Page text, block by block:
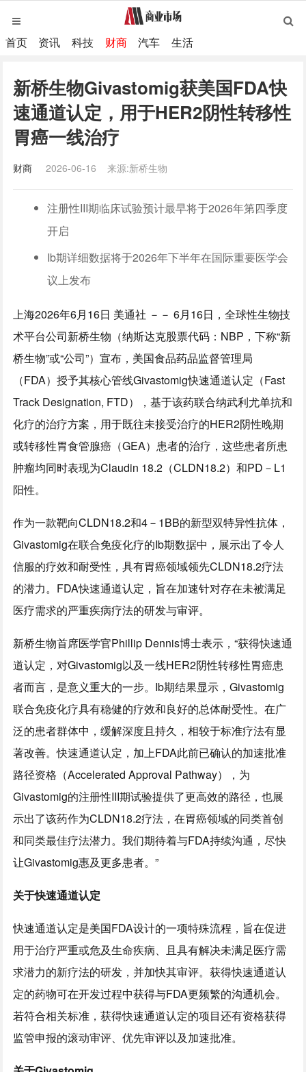
首页 资讯 科技 财商 汽车 生活
新桥生物Givastomig获美国FDA快
速通道认定，用于HER2阴性转移性
胃癌一线治疗
财商 2026-06-16 来源:新桥生物
注册性III期临床试验预计最早将于2026年第四季度
开启
Ib期详细数据将于2026年下半年在国际重要医学会
议上发布
上海2026年6月16日 美通社 －－ 6月16日，全球性生物技
术平台公司新桥生物（纳斯达克股票代码：NBP，下称“新
桥生物”或“公司”）宣布，美国食品药品监督管理局
（FDA）授予其核心管线Givastomig快速通道认定（Fast
Track Designation, FTD），基于该药联合纳武利尤单抗和
化疗的治疗方案，用于既往未接受治疗的HER2阴性晚期
或转移性胃食管腺癌（GEA）患者的治疗，这些患者所患
肿瘤均同时表现为Claudin 18.2（CLDN18.2）和PD－L1
阳性。
作为一款靶向CLDN18.2和4－1BB的新型双特异性抗体，
Givastomig在联合免疫化疗的Ib期数据中，展示出了令人
信服的疗效和耐受性，具有胃癌领域领先CLDN18.2疗法
的潜力。FDA快速通道认定，旨在加速针对存在未被满足
医疗需求的严重疾病疗法的研发与审评。
新桥生物首席医学官Phillip Dennis博士表示，“获得快速通
道认定，对Givastomig以及一线HER2阴性转移性胃癌患
者而言，是意义重大的一步。Ib期结果显示，Givastomig
联合免疫化疗具有稳健的疗效和良好的总体耐受性。在广
泛的患者群体中，缓解深度且持久，相较于标准疗法有显
著改善。快速通道认定，加上FDA此前已确认的加速批准
路径资格（Accelerated Approval Pathway），为
Givastomig的注册性III期试验提供了更高效的路径，也展
示出了该药作为CLDN18.2疗法，在胃癌领域的同类首创
和同类最佳疗法潜力。我们期待着与FDA持续沟通，尽快
让Givastomig惠及更多患者。”
关于快速通道认定
快速通道认定是美国FDA设计的一项特殊流程，旨在促进
用于治疗严重或危及生命疾病、且具有解决未满足医疗需
求潜力的新疗法的研发，并加快其审评。获得快速通道认
定的药物可在开发过程中获得与FDA更频繁的沟通机会。
若符合相关标准，获得快速通道认定的项目还有资格获得
监管申报的滚动审评、优先审评以及加速批准。